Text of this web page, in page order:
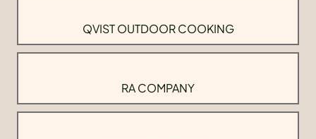
QVIST OUTDOOR COOKING
RA COMPANY